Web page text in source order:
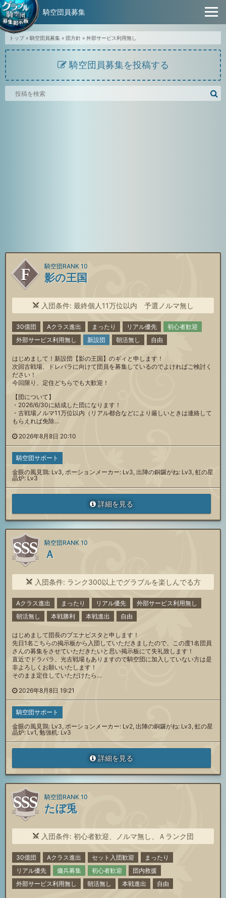
トップ» 騎空団員募集 » 団方針 » 外部サービス利用無し
騎空団員募集を投稿する
騎
影の王国
騎空団RANK 10
入団条件: 最終個人11万位以内 予選ノルマ無し
30億団 Aクラス進出 まったり リアル優先
初心者歓迎
外部サービス利用無し
新設団 朝活無し 自由
はじめまして！新設団【影の王国】のギィと申します！
次回古戦場、ドレバラに向けて団員を募集しているのでよければご検討く
ださい！
今回限り、定住どちらでも大歓迎！
【団について】
・2026/6/30に結成した団になります！
・古戦場ノルマ11万位以内（リアル都合などにより厳しいときは連絡して
もらえれば免除…
2026年8月8日 20:10
騎空団サポート
金眼の風見鶏: Lv3, ポーションメーカー: Lv3, 出陣の銅鑼がね: Lv3, 虹の星
晶炉: Lv3
詳細を見る
Ａ
騎空団RANK 10
入団条件: ランク300以上でグラブルを楽しんでる方
Aクラス進出 まったり リアル優先
外部サービス利用無し
朝活無し
本戦勝利 本戦進出 自由
はじめまして団長のブエナビスタと申します！
先日1名こちらの掲示板から入団していただきましたので、この度1名団員
さんの募集をさせていただきたいと思い掲示板にて失礼致します！
直近でドラバラ、光古戦場もありますので騎空団に加入していない方は是
非よろしくお願いいたします！
そのまま定住していただけたら…
2026年8月8日 19:21
騎空団サポート
金眼の風見鶏: Lv3, ポーションメーカー: Lv2, 出陣の銅鑼がね: Lv3, 虹の星
晶炉: Lv1, 勉強机: Lv3
詳細を見る
たぼ兎
騎空団RANK 10
入団条件: 初心者歓迎、ノルマ無し、Ａランク団
30億団 Aクラス進出 セット入団歓迎
まったり
リアル優先
傭兵募集 初心者歓迎
団内救援
外部サービス利用無し
朝活無し 本戦進出 自由
騎空団員募集